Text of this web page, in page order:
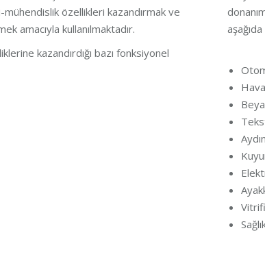
özellikleri kazandırmak ve
amacıyla kullanılmaktadır.
kazandırdığı bazı fonksiyonel